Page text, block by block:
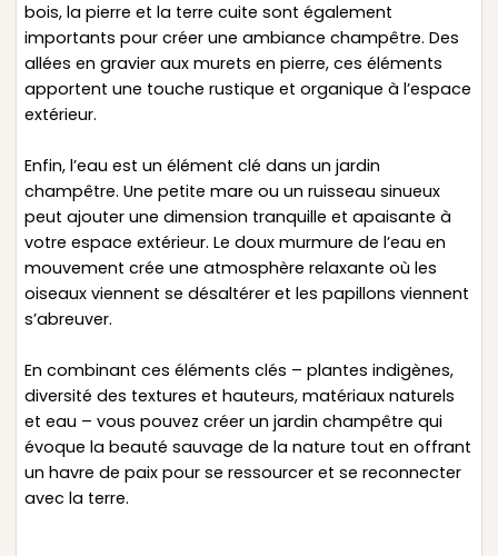
bois, la pierre et la terre cuite sont également
importants pour créer une ambiance champêtre. Des
allées en gravier aux murets en pierre, ces éléments
apportent une touche rustique et organique à l’espace
extérieur.
Enfin, l’eau est un élément clé dans un jardin
champêtre. Une petite mare ou un ruisseau sinueux
peut ajouter une dimension tranquille et apaisante à
votre espace extérieur. Le doux murmure de l’eau en
mouvement crée une atmosphère relaxante où les
oiseaux viennent se désaltérer et les papillons viennent
s’abreuver.
En combinant ces éléments clés – plantes indigènes,
diversité des textures et hauteurs, matériaux naturels
et eau – vous pouvez créer un jardin champêtre qui
évoque la beauté sauvage de la nature tout en offrant
un havre de paix pour se ressourcer et se reconnecter
avec la terre.